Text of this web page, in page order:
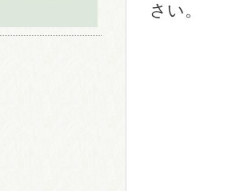
さい。